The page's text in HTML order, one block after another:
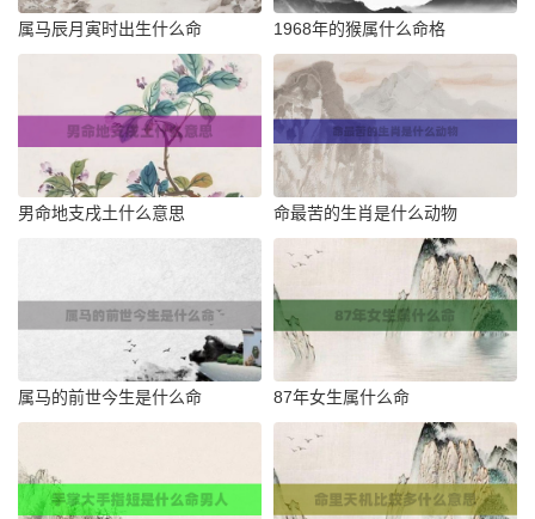
属马辰月寅时出生什么命 1968年的猴属什么命格
男命地支戌土什么意思 命最苦的生肖是什么动物
属马的前世今生是什么命 87年女生属什么命